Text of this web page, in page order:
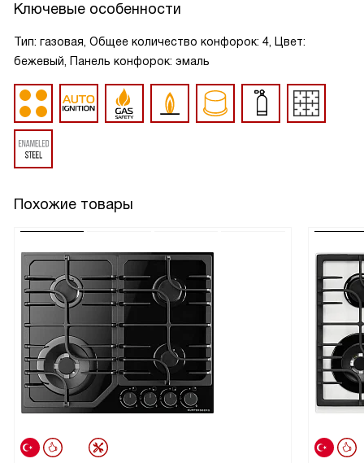
Ключевые особенности
Тип: газовая, Общее количество конфорок: 4, Цвет:
бежевый, Панель конфорок: эмаль
Похожие товары